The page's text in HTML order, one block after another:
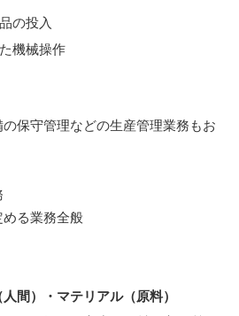
の投入
機械操作
保守管理などの生産管理業務もお
める業務全般
間）・マテリアル（原料）